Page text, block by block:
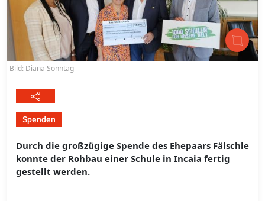
Bild: Diana Sonntag
Spenden
Durch die großzügige Spende des Ehepaars Fälschle
konnte der Rohbau einer Schule in Incaia fertig
gestellt werden.